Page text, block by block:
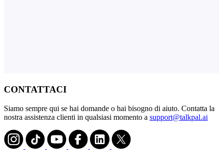
CONTATTACI
Siamo sempre qui se hai domande o hai bisogno di aiuto. Contatta la
nostra assistenza clienti in qualsiasi momento a support@talkpal.ai